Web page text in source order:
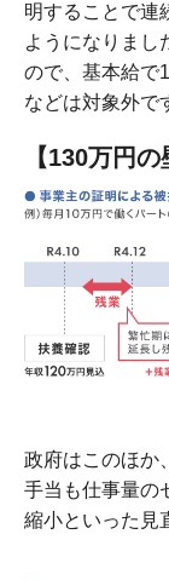
明することで連
ようになりまし
ので、基本給で
などは対象外で
【130万円の
政府はこのほか
手当も仕事量の
縮小といった見